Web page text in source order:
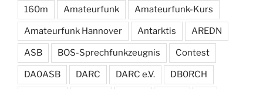
160m Amateurfunk Amateurfunk-Kurs
Amateurfunk Hannover Antarktis AREDN
ASB BOS-Sprechfunkzeugnis Contest
DA0ASB DARC DARC e.V. DB0RCH